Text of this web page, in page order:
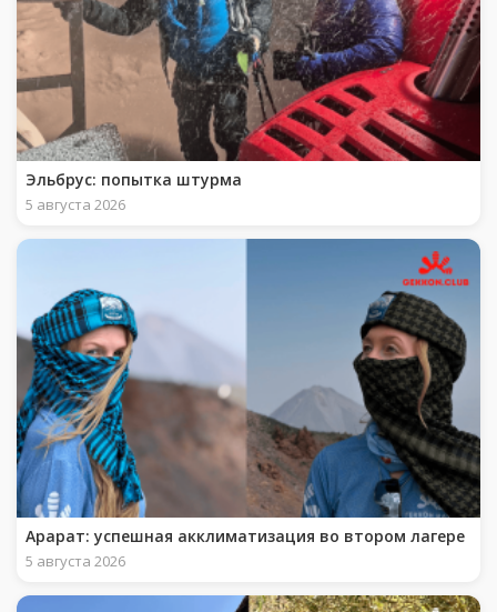
Эльбрус: попытка штурма
5 августа 2026
Арарат: успешная акклиматизация во втором лагере
5 августа 2026